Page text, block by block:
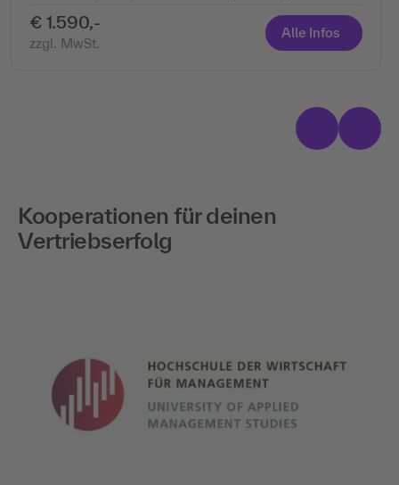
€ 1.590,-
zzgl. MwSt.
Alle Infos
Kooperationen für deinen
Vertriebserfolg